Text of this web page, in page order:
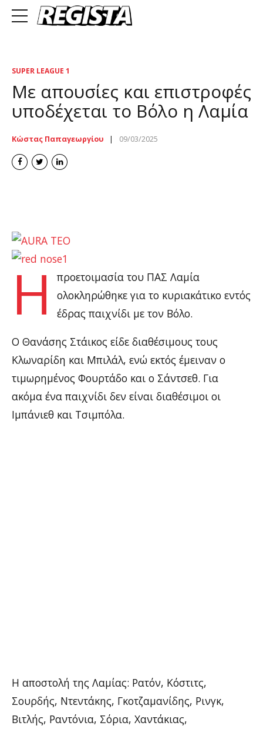
SUPER LEAGUE 1
Με απουσίες και επιστροφές
υποδέχεται το Βόλο η Λαμία
Κώστας Παπαγεωργίου 09/03/2025
Η
προετοιμασία του ΠΑΣ Λαμία
ολοκληρώθηκε για το κυριακάτικο εντός
έδρας παιχνίδι με τον Βόλο.
Ο Θανάσης Στάικος είδε διαθέσιμους τους
Κλωναρίδη και Μπιλάλ, ενώ εκτός έμειναν ο
τιμωρημένος Φουρτάδο και ο Σάντσεθ. Για
ακόμα ένα παιχνίδι δεν είναι διαθέσιμοι οι
Ιμπάνιεθ και Τσιμπόλα.
Η αποστολή της Λαμίας: Ρατόν, Κόστιτς,
Σουρδής, Ντεντάκης, Γκοτζαμανίδης, Ρινγκ,
Βιτλής, Ραντόνια, Σόρια, Χαντάκιας,